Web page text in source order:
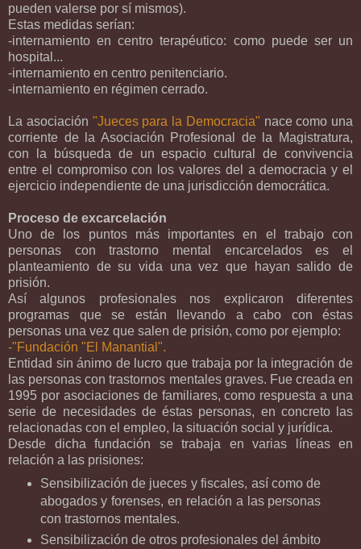
pueden valerse por sí mismos).
Estas medidas serían:
-internamiento en centro terapéutico: como puede ser un
hospital...
-internamiento en centro penitenciario.
-internamiento en régimen cerrado.
La asociación "Jueces para la Democracia" nace como una
corriente de la Asociación Profesional de la Magistratura,
con la búsqueda de un espacio cultural de convivencia
entre el compromiso con los valores del a democracia y el
ejercicio independiente de una jurisdicción democrática.
Proceso de excarcelación
Uno de los puntos más importantes en el trabajo con
personas con trastorno mental encarcelados es el
planteamiento de su vida una vez que hayan salido de
prisión.
Así algunos profesionales nos explicaron diferentes
programas que se están llevando a cabo con éstas
personas una vez que salen de prisión, como por ejemplo:
-"Fundación "El Manantial".
Entidad sin ánimo de lucro que trabaja por la integración de
las personas con trastornos mentales graves. Fue creada en
1995 por asociaciones de familiares, como respuesta a una
serie de necesidades de éstas personas, en concreto las
relacionadas con el empleo, la situación social y jurídica.
Desde dicha fundación se trabaja en varias líneas en
relación a las prisiones:
Sensibilización de jueces y fiscales, así como de
abogados y forenses, en relación a las personas
con trastornos mentales.
Sensibilización de otros profesionales del ámbito